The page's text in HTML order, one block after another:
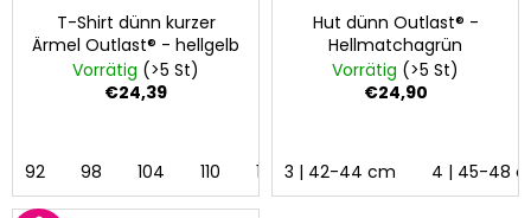
T-Shirt dünn kurzer
Ärmel Outlast® - hellgelb
Vorrätig (>5 St)
€24,39
92 98 104 110 116 122 128
Hut dünn Outlast® -
Hellmatchagrün
Vorrätig (>5 St)
€24,90
3 | 42-44 cm 4 | 45-48